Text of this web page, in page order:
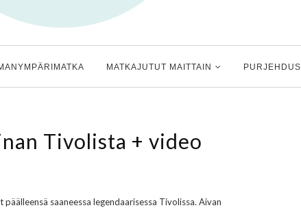
MATKAJUTUT MAITTAIN PURJEHDUS
Tivolista + video
saaneessa legendaarisessa Tivolissa. Aivan